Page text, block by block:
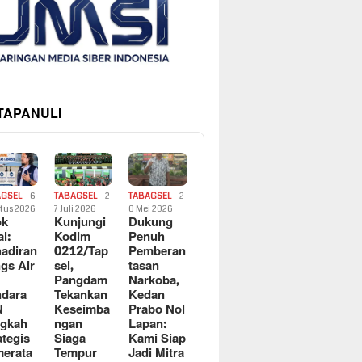
6
2026
Air
TABAGSEL
2
7 Juli 2026
Kunjungi
Kodim
0212/Tap
sel,
Pangdam
Tekankan
Keseimba
ngan
Siaga
Tempur
TABAGSEL
2
0 Mei 2026
Dukung
Penuh
Pemberan
tasan
Narkoba,
Kedan
Prabo Nol
Lapan:
Kami Siap
Jadi Mitra